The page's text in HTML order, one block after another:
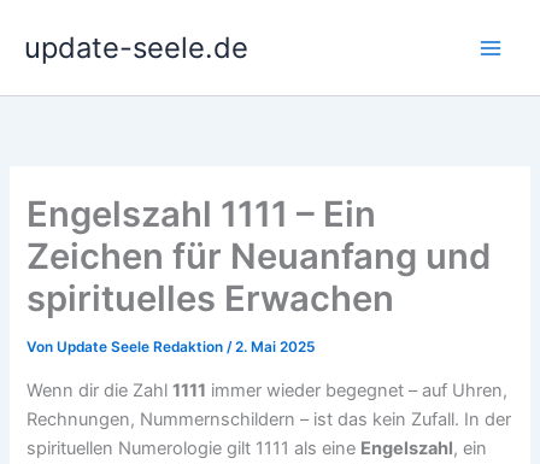
Inhalt
springen
update-seele.de
Engelszahl 1111 – Ein
Zeichen für Neuanfang und
spirituelles Erwachen
VonUpdate Seele Redaktion/2. Mai 2025
Wenn dir die Zahl1111 immer wieder begegnet – auf Uhren,
Rechnungen, Nummernschildern – ist das kein Zufall. In der
spirituellen Numerologie gilt 1111 als eine Engelszahl, ein